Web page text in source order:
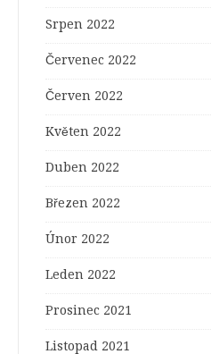
Srpen 2022
Červenec 2022
Červen 2022
Květen 2022
Duben 2022
Březen 2022
Únor 2022
Leden 2022
Prosinec 2021
Listopad 2021